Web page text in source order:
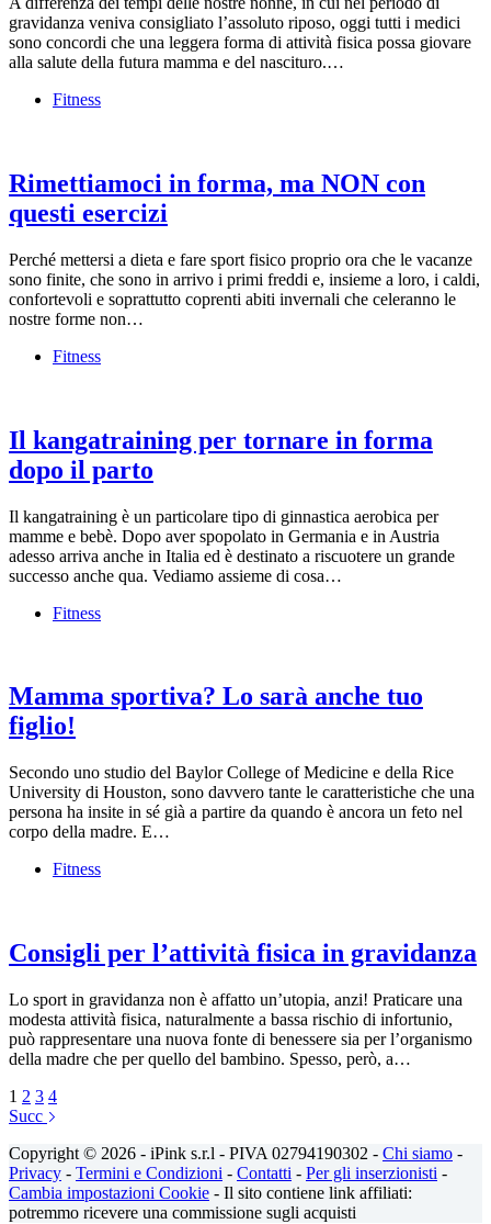
gravidanza veniva consigliato l’assoluto riposo, oggi tutti i medici
sono concordi che una leggera forma di attività fisica possa giovare
alla salute della futura mamma e del nascituro.…
Fitness
Rimettiamoci in forma, ma NON con
questi esercizi
Perché mettersi a dieta e fare sport fisico proprio ora che le vacanze
sono finite, che sono in arrivo i primi freddi e, insieme a loro, i caldi,
confortevoli e soprattutto coprenti abiti invernali che celeranno le
nostre forme non…
Fitness
Il kangatraining per tornare in forma
dopo il parto
Il kangatraining è un particolare tipo di ginnastica aerobica per
mamme e bebè. Dopo aver spopolato in Germania e in Austria
adesso arriva anche in Italia ed è destinato a riscuotere un grande
successo anche qua. Vediamo assieme di cosa…
Fitness
Mamma sportiva? Lo sarà anche tuo
figlio!
Secondo uno studio del Baylor College of Medicine e della Rice
University di Houston, sono davvero tante le caratteristiche che una
persona ha insite in sé già a partire da quando è ancora un feto nel
corpo della madre. E…
Fitness
Consigli per l’attività fisica in gravidanza
Lo sport in gravidanza non è affatto un’utopia, anzi! Praticare una
modesta attività fisica, naturalmente a bassa rischio di infortunio,
può rappresentare una nuova fonte di benessere sia per l’organismo
della madre che per quello del bambino. Spesso, però, a…
1 2 3 4
Succ
Copyright © 2026 - iPink s.r.l - PIVA 02794190302 - Chi siamo -
Privacy - Termini e Condizioni - Contatti - Per gli inserzionisti -
Cambia impostazioni Cookie - Il sito contiene link affiliati:
potremmo ricevere una commissione sugli acquisti